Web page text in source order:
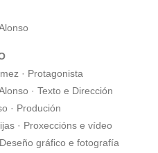
· Protagonista
· Texto e Dirección
· Produción
· Proxeccións e vídeo
gráfico e fotografía